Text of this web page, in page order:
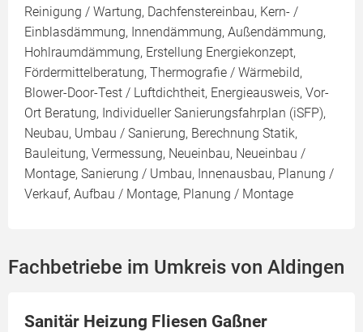
Reinigung / Wartung, Dachfenstereinbau, Kern- /
Einblasdämmung, Innendämmung, Außendämmung,
Hohlraumdämmung, Erstellung Energiekonzept,
Fördermittelberatung, Thermografie / Wärmebild,
Blower-Door-Test / Luftdichtheit, Energieausweis, Vor-
Ort Beratung, Individueller Sanierungsfahrplan (iSFP),
Neubau, Umbau / Sanierung, Berechnung Statik,
Bauleitung, Vermessung, Neueinbau, Neueinbau /
Montage, Sanierung / Umbau, Innenausbau, Planung /
Verkauf, Aufbau / Montage, Planung / Montage
Fachbetriebe im Umkreis von Aldingen
Sanitär Heizung Fliesen Gaßner